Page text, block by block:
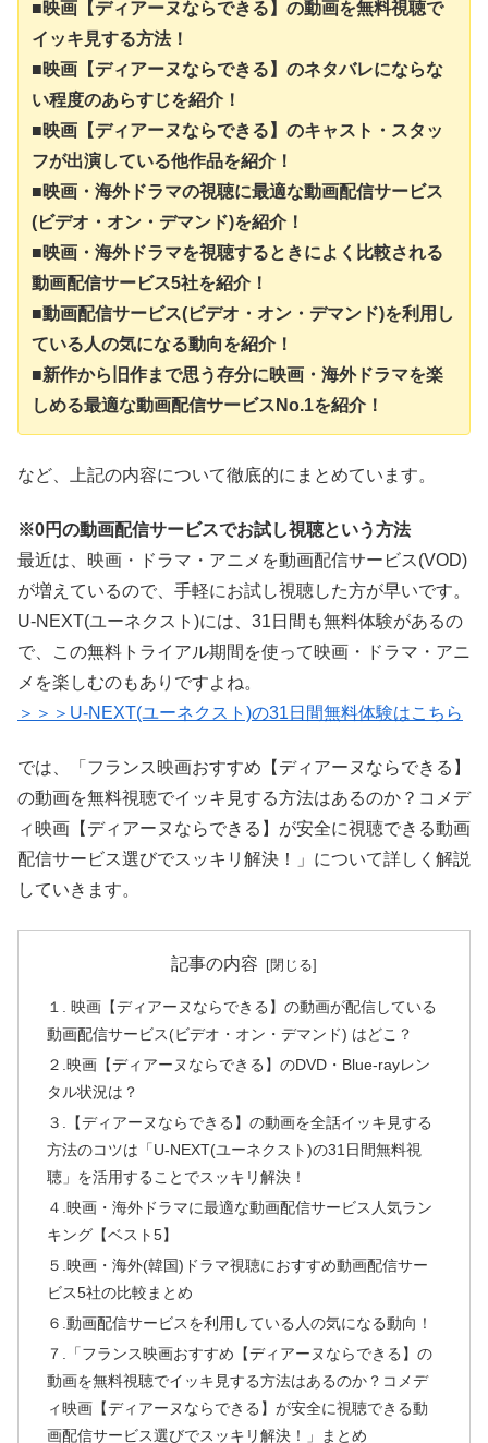
■映画【ディアーヌならできる】の動画を無料視聴で
イッキ見する方法！
■映画【ディアーヌならできる】のネタバレにならな
い程度のあらすじを紹介！
■映画【ディアーヌならできる】のキャスト・スタッ
フが出演している他作品を紹介！
■映画・海外ドラマの視聴に最適な動画配信サービス
(ビデオ・オン・デマンド)を紹介！
■映画・海外ドラマを視聴するときによく比較される
動画配信サービス5社を紹介！
■動画配信サービス(ビデオ・オン・デマンド)を利用し
ている人の気になる動向を紹介！
■新作から旧作まで思う存分に映画・海外ドラマを楽
しめる最適な動画配信サービスNo.1を紹介！
など、上記の内容について徹底的にまとめています。
※0円の動画配信サービスでお試し視聴という方法
最近は、映画・ドラマ・アニメを動画配信サービス(VOD)
が増えているので、手軽にお試し視聴した方が早いです。
U-NEXT(ユーネクスト)には、31日間も無料体験があるの
で、この無料トライアル期間を使って映画・ドラマ・アニ
メを楽しむのもありですよね。
＞＞＞U-NEXT(ユーネクスト)の31日間無料体験はこちら
では、「フランス映画おすすめ【ディアーヌならできる】
の動画を無料視聴でイッキ見する方法はあるのか？コメデ
ィ映画【ディアーヌならできる】が安全に視聴できる動画
配信サービス選びでスッキリ解決！」について詳しく解説
していきます。
記事の内容
１. 映画【ディアーヌならできる】の動画が配信している
動画配信サービス(ビデオ・オン・デマンド) はどこ？
２.映画【ディアーヌならできる】のDVD・Blue-rayレン
タル状況は？
３.【ディアーヌならできる】の動画を全話イッキ見する
方法のコツは「U-NEXT(ユーネクスト)の31日間無料視
聴」を活用することでスッキリ解決！
４.映画・海外ドラマに最適な動画配信サービス人気ラン
キング【ベスト5】
５.映画・海外(韓国)ドラマ視聴におすすめ動画配信サー
ビス5社の比較まとめ
６.動画配信サービスを利用している人の気になる動向！
７.「フランス映画おすすめ【ディアーヌならできる】の
動画を無料視聴でイッキ見する方法はあるのか？コメデ
ィ映画【ディアーヌならできる】が安全に視聴できる動
画配信サービス選びでスッキリ解決！」まとめ